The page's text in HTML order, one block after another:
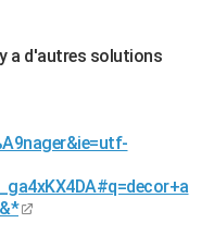
a d'autres solutions